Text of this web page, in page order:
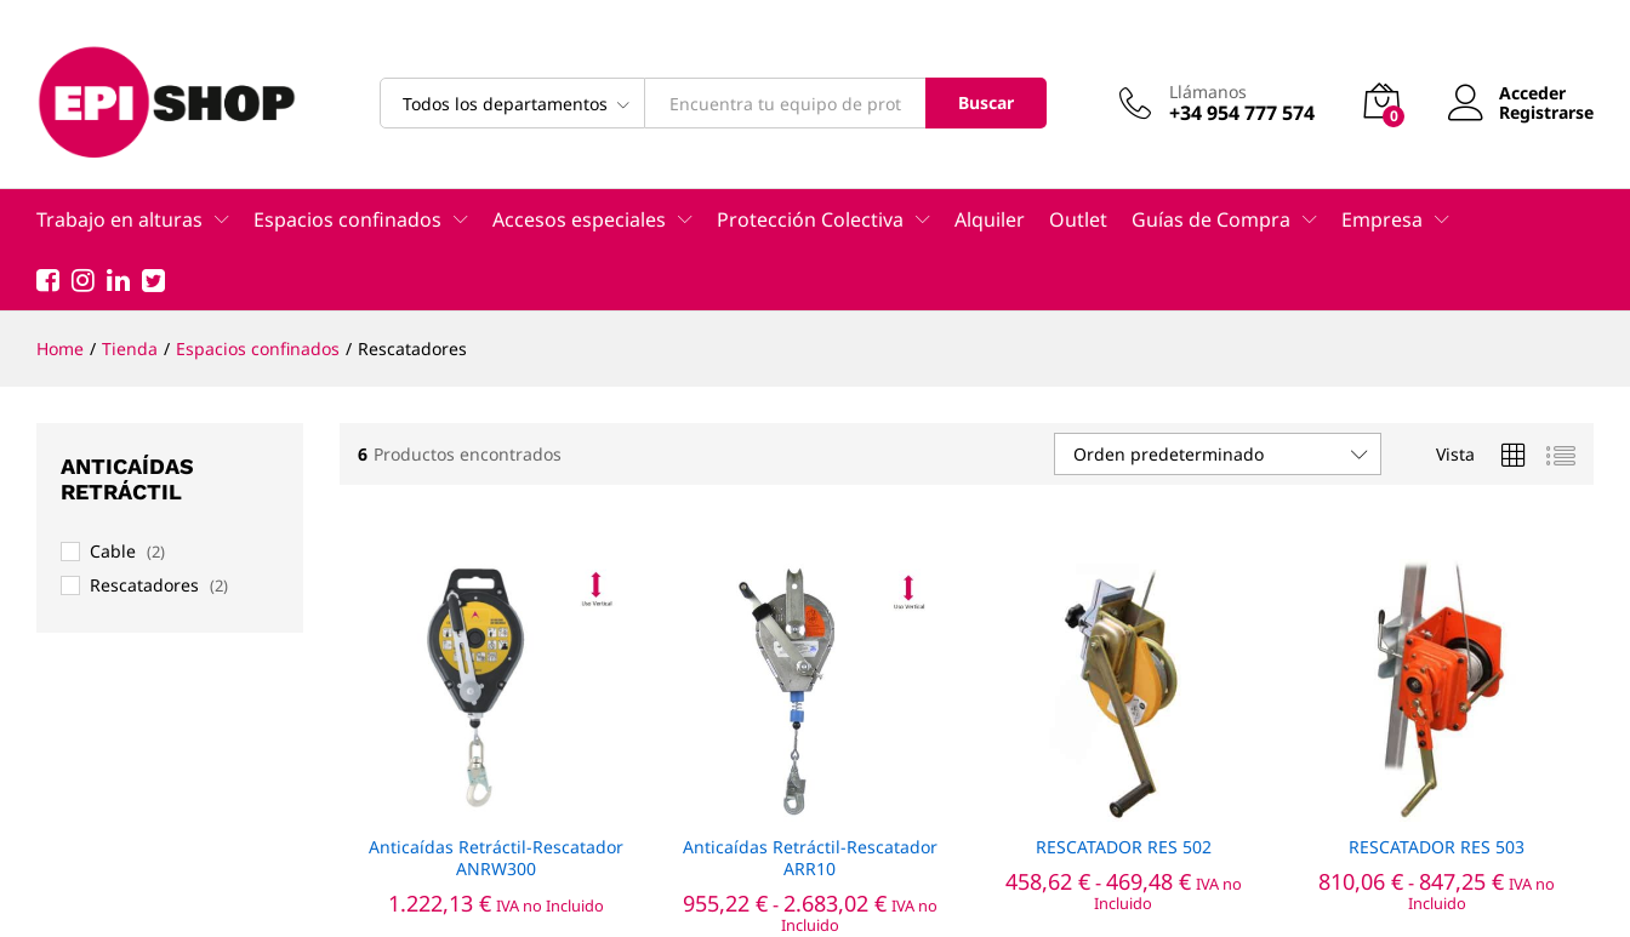
Todos los departamentos Buscar Llámanos
+34 954 777 574 0
Acceder
Registrarse
Trabajo en alturas Espacios confinados Accesos especiales Protección Colectiva Alquiler Outlet Guías de Compra Empresa
Home / Tienda / Espacios confinados / Rescatadores
6 Productos encontrados Vista
Orden predeterminado
Anticaídas Retráctil-Rescatador
ANRW300
1.222,13 € IVA no Incluido
1.222,13 €
Anticaídas Retráctil-Rescatador
ARR10
955,22 € - 2.683,02 €Rango
de
IVA no
Incluido
RESCATADOR RES 502
458,62 €-469,48 €Rango
de
IVA no
Incluido
458,62 € 469,48 €
RESCATADOR RES 503
810,06€- 847,25€Rango
de
IVA no
Incluido
810,06€ 847,25€
ANTICAÍDAS
RETRÁCTIL
Cable (2)
Rescatadores (2)